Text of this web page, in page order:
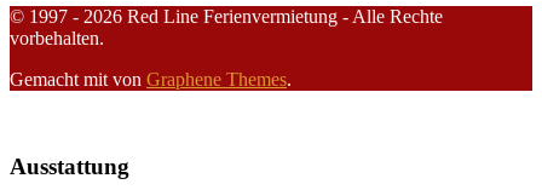
© 1997 - 2026 Red Line Ferienvermietung - Alle Rechte
vorbehalten.
Gemacht mit von Graphene Themes.
Ausstattung